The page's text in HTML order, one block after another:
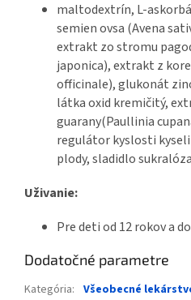
maltodextrín, L-
semien ovsa (Avena
extrakt zo stromu
japonica), extrakt z
officinale), glukonát
látka oxid kremičitý,
guarany(Paullinia
regulátor kyslosti
plody, sladidlo
Uživanie:
Pre deti od 12 rokov a
Dodatočné parametre
Kategória: Všeobecné